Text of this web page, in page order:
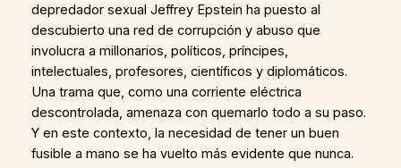
depredador sexual Jeffrey Epstein ha puesto al
descubierto una red de corrupción y abuso que
involucra a millonarios, políticos, príncipes,
intelectuales, profesores, científicos y diplomáticos.
Una trama que, como una corriente eléctrica
descontrolada, amenaza con quemarlo todo a su paso.
Y en este contexto, la necesidad de tener un buen
fusible a mano se ha vuelto más evidente que nunca.